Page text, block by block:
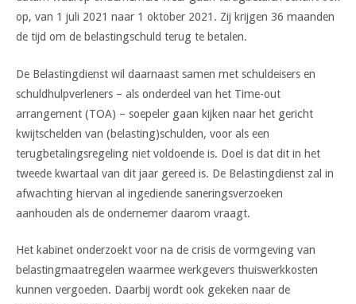
op, van 1 juli 2021 naar 1 oktober 2021. Zij krijgen 36 maanden
de tijd om de belastingschuld terug te betalen.
De Belastingdienst wil daarnaast samen met schuldeisers en
schuldhulpverleners – als onderdeel van het Time-out
arrangement (TOA) – soepeler gaan kijken naar het gericht
kwijtschelden van (belasting)schulden, voor als een
terugbetalingsregeling niet voldoende is. Doel is dat dit in het
tweede kwartaal van dit jaar gereed is. De Belastingdienst zal in
afwachting hiervan al ingediende saneringsverzoeken
aanhouden als de ondernemer daarom vraagt.
Het kabinet onderzoekt voor na de crisis de vormgeving van
belastingmaatregelen waarmee werkgevers thuiswerkkosten
kunnen vergoeden. Daarbij wordt ook gekeken naar de